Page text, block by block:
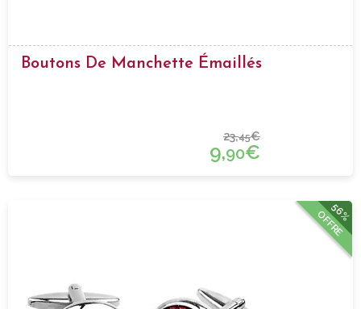
Boutons De Manchette Émaillés
23,45€
9,90€
56%
OFFRE